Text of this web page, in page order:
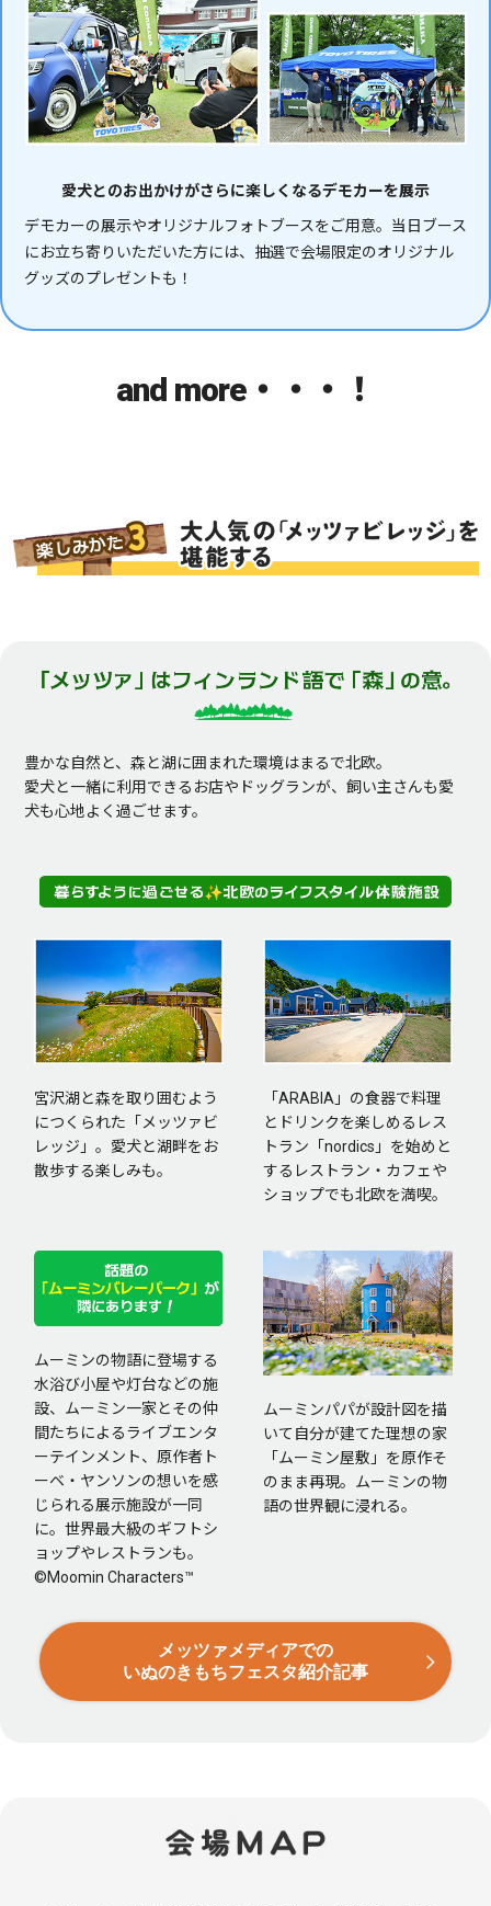
愛犬とのお出かけがさらに楽しくなるデモカーを展示
デモカーの展示やオリジナルフォトブースをご用意。当日ブース
にお立ち寄りいただいた方には、抽選で会場限定のオリジナル
グッズのプレゼントも！
and more・・・！
豊かな自然と、森と湖に囲まれた環境はまるで北欧。
愛犬と一緒に利用できるお店やドッグランが、飼い主さんも愛
犬も心地よく過ごせます。
宮沢湖と森を取り囲むよう
につくられた「メッツァビ
レッジ」。愛犬と湖畔をお
散歩する楽しみも。
「ARABIA」の食器で料理
とドリンクを楽しめるレス
トラン「nordics」を始めと
するレストラン・カフェや
ショップでも北欧を満喫。
ムーミンの物語に登場する
水浴び小屋や灯台などの施
設、ムーミン一家とその仲
間たちによるライブエンタ
ーテインメント、原作者ト
ーベ・ヤンソンの想いを感
じられる展示施設が一同
に。世界最大級のギフトシ
ョップやレストランも。
©Moomin Characters™
ムーミンパパが設計図を描
いて自分が建てた理想の家
「ムーミン屋敷」を原作そ
のまま再現。ムーミンの物
語の世界観に浸れる。
メッツァメディアでの
いぬのきもちフェスタ紹介記事